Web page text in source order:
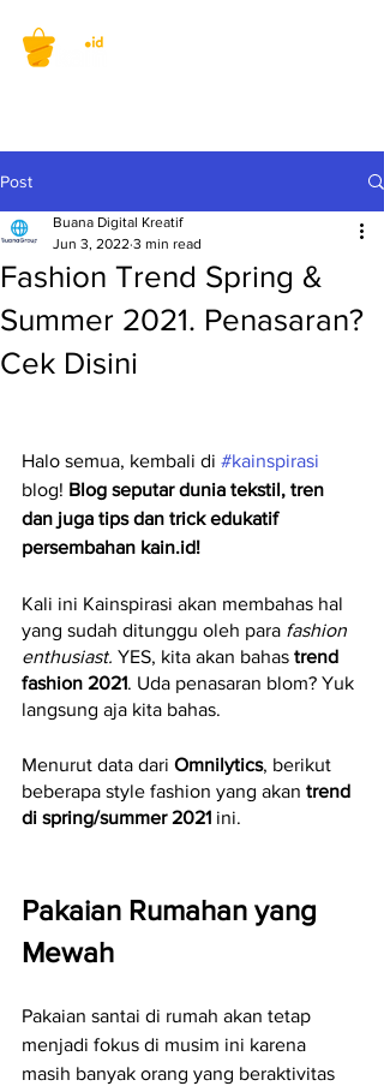
Post
Fashion Trend Spring &
Summer 2021. Penasaran?
Cek Disini
Buana Digital Kreatif
Jun 3, 2022 3 min read
Halo semua, kembali di #kainspirasi
blog! Blog seputar dunia tekstil, tren
dan juga tips dan trick edukatif
persembahan kain.id!
Kali ini Kainspirasi akan membahas hal
yang sudah ditunggu oleh para fashion
enthusiast. YES, kita akan bahas trend
fashion 2021. Uda penasaran blom? Yuk
langsung aja kita bahas.
Menurut data dari Omnilytics, berikut
beberapa style fashion yang akan trend
di spring/summer 2021 ini.
Pakaian Rumahan yang
Mewah
Pakaian santai di rumah akan tetap
menjadi fokus di musim ini karena
masih banyak orang yang beraktivitas